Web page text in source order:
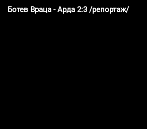
Ботев Враца - Арда 2:3 /репортаж/